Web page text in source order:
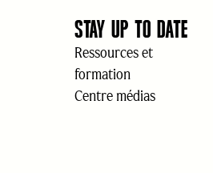
STAY UP TO DATE
Ressources et
formation
Centre médias